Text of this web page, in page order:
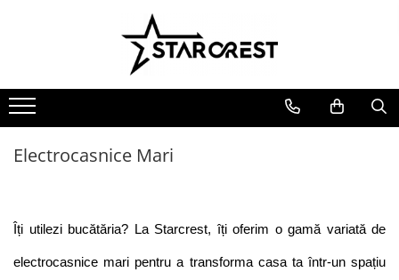
Electrocasnice Mari
Aparate frigorifice
Combină frigorifică
Congelator
Vitrină de vinuri
Masini de spalat vase
Electrocasnice Mici
Electrocasnice bucătărie
Accesorii bucătărie
Aparat clătite
Role pungi vidat
Blendere & Tocatoare
Ingrijire personală
Aparate & Accesorii ingrijire
Electrocasnice Mari
Îți utilezi bucătăria? La Starcrest, îți oferim o gamă variată de
electrocasnice mari pentru a transforma casa ta într-un spațiu